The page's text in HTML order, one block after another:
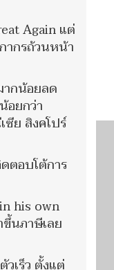
Again แต่
ากรถ้วนหน้า
กน้อยลด
อยกว่า
ย สิงคโปร์
ตอบโต้การ
his own
นภาษีเลย
เร็ว ตั้งแต่